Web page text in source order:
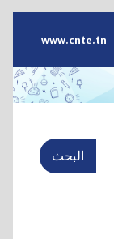
www.cnte.tn